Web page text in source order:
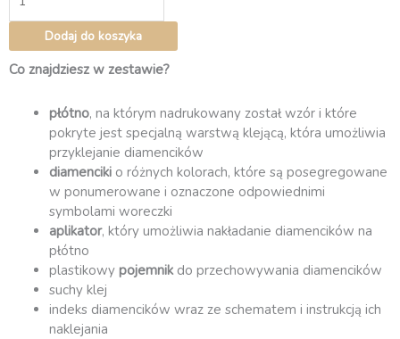
Mozaika
diamentowa
–
Praga
Dodaj do koszyka
Co znajdziesz w zestawie?
płótno, na którym nadrukowany został wzór i które
pokryte jest specjalną warstwą klejącą, która umożliwia
przyklejanie diamencików
diamenciki o różnych kolorach, które są posegregowane
w ponumerowane i oznaczone odpowiednimi
symbolami woreczki
aplikator, który umożliwia nakładanie diamencików na
płótno
plastikowy pojemnik do przechowywania diamencików
suchy klej
indeks diamencików wraz ze schematem i instrukcją ich
naklejania